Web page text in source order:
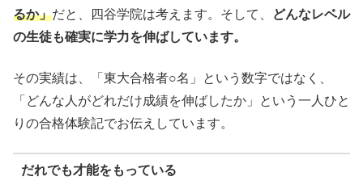
るか」だと、四谷学院は考えます。そして、
どんなレベル
の生徒も確実に学力を伸ばしています。
その実績は、「東大合格者○名」という数字ではなく、
「どんな人がどれだけ成績を伸ばしたか」という一人ひと
りの合格体験記でお伝えしています。
だれでも才能をもっている